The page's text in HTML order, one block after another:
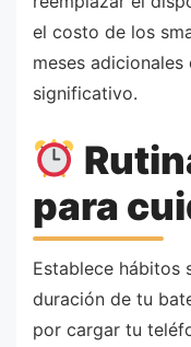
el costo de los
meses
significativo.
para
Establece hábitos
duración de tu
por cargar tu